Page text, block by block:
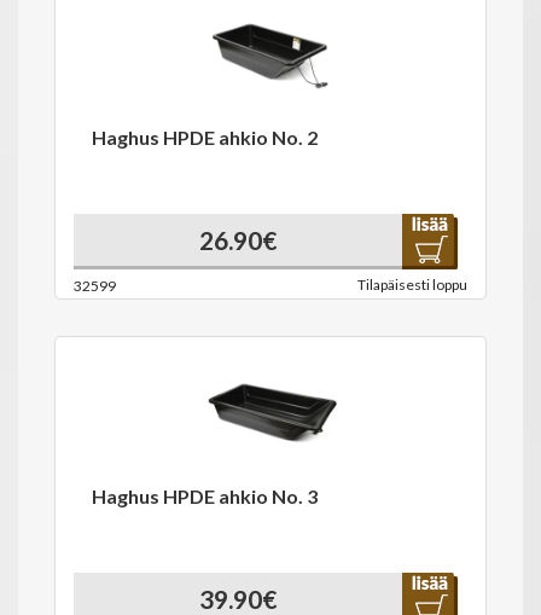
Haghus HPDE ahkio No. 2
26.90€
32599 Tilapäisesti loppu
Haghus HPDE ahkio No. 3
39.90€